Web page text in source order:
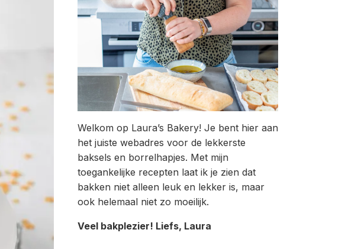
Welkom op Laura’s Bakery! Je bent hier aan
het juiste webadres voor de lekkerste
baksels en borrelhapjes. Met mijn
toegankelijke recepten laat ik je zien dat
bakken niet alleen leuk en lekker is, maar
ook helemaal niet zo moeilijk.
Veel bakplezier! Liefs, Laura